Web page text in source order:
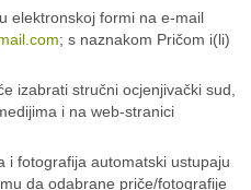
elektronskoj formi na e-mail
; s naznakom Pričom i(li)
izabrati stručni ocjenjivački sud,
i na web-stranici
i fotografija automatski ustupaju
da odabrane priče/fotografije